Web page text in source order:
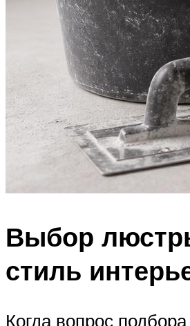
Выбор
стиль
Когда вопрос